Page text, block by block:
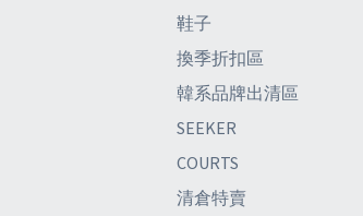
鞋子
換季折扣區
韓系品牌出清區
SEEKER
COURTS
清倉特賣